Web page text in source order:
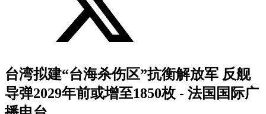
台湾拟建“台海杀伤区”抗衡解放军 反舰
导弹2029年前或增至1850枚 - 法国国际广